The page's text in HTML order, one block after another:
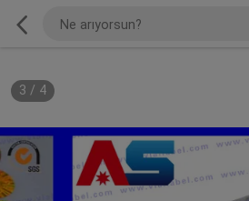
3 / 4